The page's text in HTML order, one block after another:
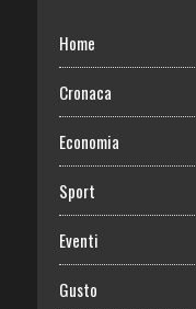
Home
Cronaca
Economia
Sport
Eventi
Gusto